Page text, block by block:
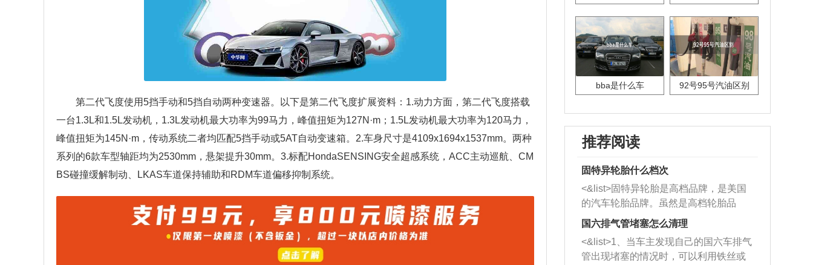
第二代飞度使用5挡手动和5挡自动两种变速器。以下是第二代飞度扩展资料：1.动力方面，第二代飞度搭载
一台1.3L和1.5L发动机，1.3L发动机最大功率为99马力，峰值扭矩为127N·m；1.5L发动机最大功率为120马力，
峰值扭矩为145N·m，传动系统二者均匹配5挡手动或5AT自动变速箱。2.车身尺寸是4109x1694x1537mm。两种
系列的6款车型轴距均为2530mm，悬架提升30mm。3.标配HondaSENSING安全超感系统，ACC主动巡航、CM
BS碰撞缓解制动、LKAS车道保持辅助和RDM车道偏移抑制系统。
bba是什么车 92号95号汽油区别
推荐阅读
固特异轮胎什么档次
<&list>固特异轮胎是高档品牌，是美国
的汽车轮胎品牌。虽然是高档轮胎品
牌，但是中高低端的轮胎都有生产，这
也是为了更好的开拓市场。
国六排气管堵塞怎么清理
<&list>1、当车主发现自己的国六车排气
管出现堵塞的情况时，可以利用铁丝或